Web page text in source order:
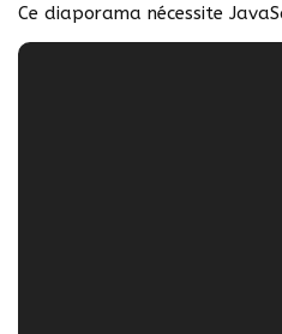
Ce diaporama nécessite